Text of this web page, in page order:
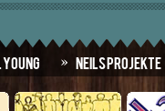
Young Neils Projekte